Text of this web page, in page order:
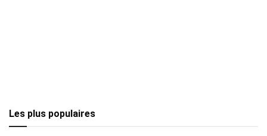
Les plus populaires